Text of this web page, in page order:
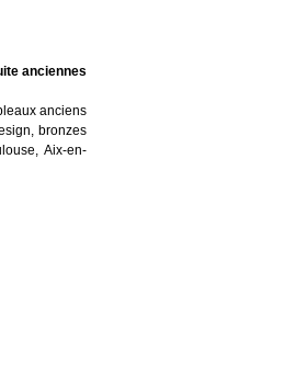
anciennes
anciens
bronzes
Aix-en-